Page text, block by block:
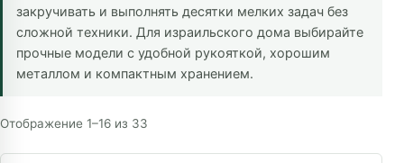
закручивать и выполнять десятки мелких задач без
сложной техники. Для израильского дома выбирайте
прочные модели с удобной рукояткой, хорошим
металлом и компактным хранением.
Отображение 1–16 из 33